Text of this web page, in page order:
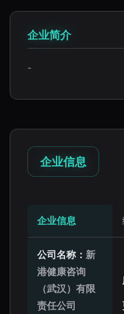
企业简介
-
企业信息
企业信息
公司名称： 新
港健康咨询
（武汉）有限
责任公司